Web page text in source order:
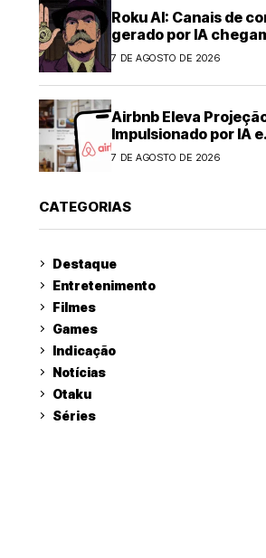
Roku AI: Canais de
gerado por IA
streaming
7 DE AGOSTO DE 2026
Airbnb Eleva
Impulsionado por IA e
Demanda Forte
7 DE AGOSTO DE 2026
CATEGORIAS
Destaque
Entretenimento
Filmes
Games
Indicação
Notícias
Otaku
Séries